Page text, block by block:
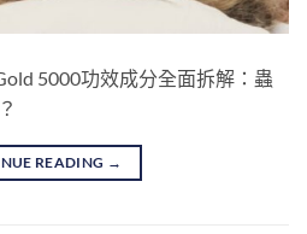
5000功效成分全面拆解：蟲
READING →